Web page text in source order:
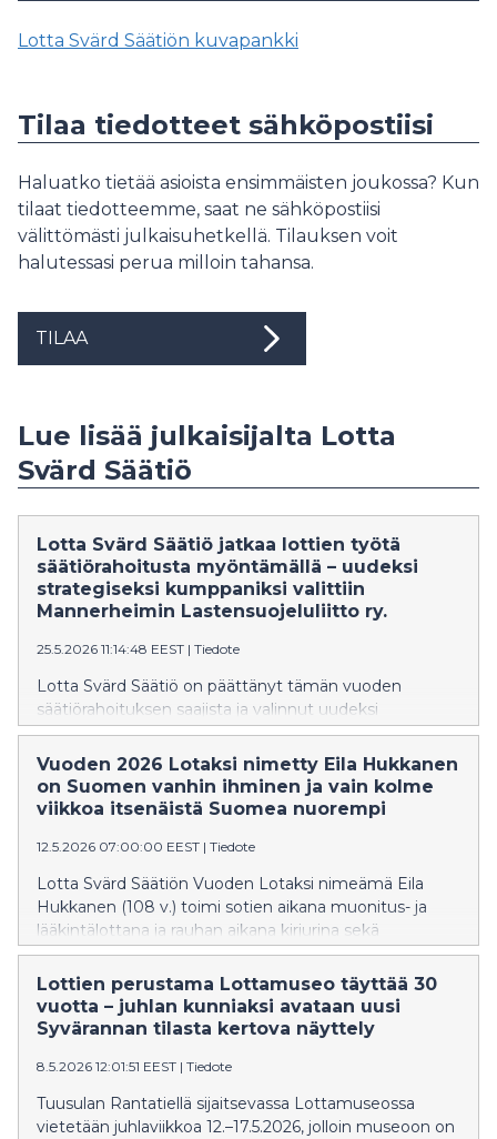
Lotta Svärd Säätiön kuvapankki
Tilaa tiedotteet sähköpostiisi
Haluatko tietää asioista ensimmäisten joukossa? Kun
tilaat tiedotteemme, saat ne sähköpostiisi
välittömästi julkaisuhetkellä. Tilauksen voit
halutessasi perua milloin tahansa.
TILAA
Lue lisää julkaisijalta Lotta
Svärd Säätiö
Lotta Svärd Säätiö jatkaa lottien työtä
säätiörahoitusta myöntämällä – uudeksi
strategiseksi kumppaniksi valittiin
Mannerheimin Lastensuojeluliitto ry.
25.5.2026 11:14:48 EEST | Tiedote
Lotta Svärd Säätiö on päättänyt tämän vuoden
säätiörahoituksen saajista ja valinnut uudeksi
strategiseksi kumppanikseen Mannerheimin
Lastensuojeluliitto ry:n (MLL). Pitkäaikainen
strateginen kumppanuus turvaa osaltaan Nuorten
tukilinjan toiminnan jatkumisen.
Vuoden 2026 Lotaksi nimetty Eila Hukkanen
on Suomen vanhin ihminen ja vain kolme
viikkoa itsenäistä Suomea nuorempi
12.5.2026 07:00:00 EEST | Tiedote
Lotta Svärd Säätiön Vuoden Lotaksi nimeämä Eila
Hukkanen (108 v.) toimi sotien aikana muonitus- ja
lääkintälottana ja rauhan aikana kirjurina sekä
puolustusvoimien salaisessa tehtävässä.
Lottien perustama Lottamuseo täyttää 30
vuotta – juhlan kunniaksi avataan uusi
Syvärannan tilasta kertova näyttely
8.5.2026 12:01:51 EEST | Tiedote
Tuusulan Rantatiellä sijaitsevassa Lottamuseossa
vietetään juhlaviikkoa 12.–17.5.2026, jolloin museoon on